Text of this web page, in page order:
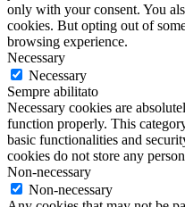
only with your consent. You
cookies. But opting out of
browsing experience.
Necessary
Necessary
Sempre abilitato
Necessary cookies are
function properly. This
basic functionalities and
cookies do not store any
Non-necessary
Non-necessary